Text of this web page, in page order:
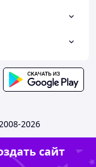
2026
сайт